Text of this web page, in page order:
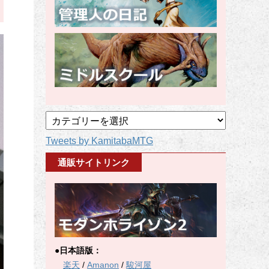
事
カ
テ
Tweets by KamitabaMTG
通販サイトリンク
●日本語版：
楽天 / Amanon / 駿河屋